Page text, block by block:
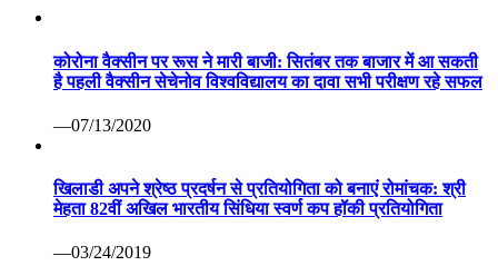
कोरोना वैक्सीन पर रूस ने मारी बाजी: सितंबर तक बाजार में आ सकती
है पहली वैक्सीन सेचेनोव विश्वविद्यालय का दावा सभी परीक्षण रहे सफल
—07/13/2020
खिलाडी अपने श्रेष्ठ प्रदर्षन से प्रतियोगिता को बनाएं रोमांचक: श्री
मेहता 82वीं अखिल भारतीय सिंधिया स्वर्ण कप हॉकी प्रतियोगिता
—03/24/2019